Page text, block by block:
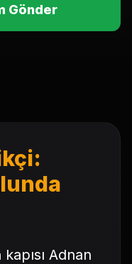
Gönder
Adnan